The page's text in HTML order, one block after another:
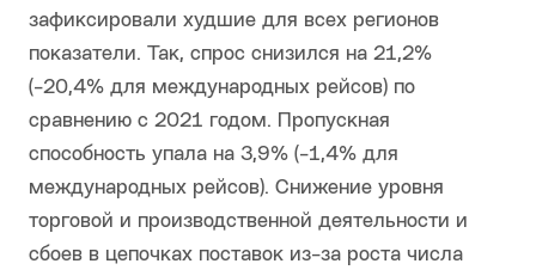
зафиксировали худшие для всех регионов
показатели. Так, спрос снизился на 21,2%
(-20,4% для международных рейсов) по
сравнению с 2021 годом. Пропускная
способность упала на 3,9% (-1,4% для
международных рейсов). Снижение уровня
торговой и производственной деятельности и
сбоев в цепочках поставок из-за роста числа